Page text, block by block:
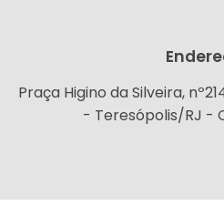
Praça Higino da Silveira,
- Teresópolis/RJ -